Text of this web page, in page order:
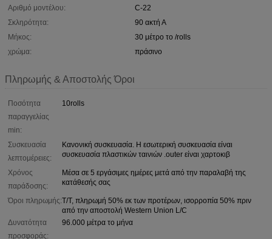
Αριθμό μοντέλου:
C-22
Σκληρότητα:
90 ακτή Α
Μήκος:
30 μέτρο το /rolls
χρώμα:
πράσινο
Πληρωμής & Αποστολής Όροι
Ποσότητα
παραγγελίας
min:
10rolls
Συσκευασία
λεπτομέρειες:
Κανονική συσκευασία. Η εσωτερική συσκευασία είναι
συσκευασία πλαστικών ταινιών .outer είναι χαρτοκιβ
Χρόνος
παράδοσης:
Μέσα σε 5 εργάσιμες ημέρες μετά από την παραλαβή της
κατάθεσής σας
Όροι πληρωμής:T/T, πληρωμή 50% εκ των προτέρων, ισορροπία 50% πριν
από την αποστολή Western Union L/C
Δυνατότητα
προσφοράς:
96.000 μέτρα το μήνα